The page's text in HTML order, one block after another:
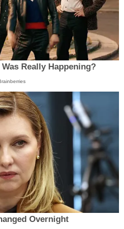
Really Happening?
Overnight